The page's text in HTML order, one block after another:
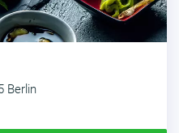
Berlin